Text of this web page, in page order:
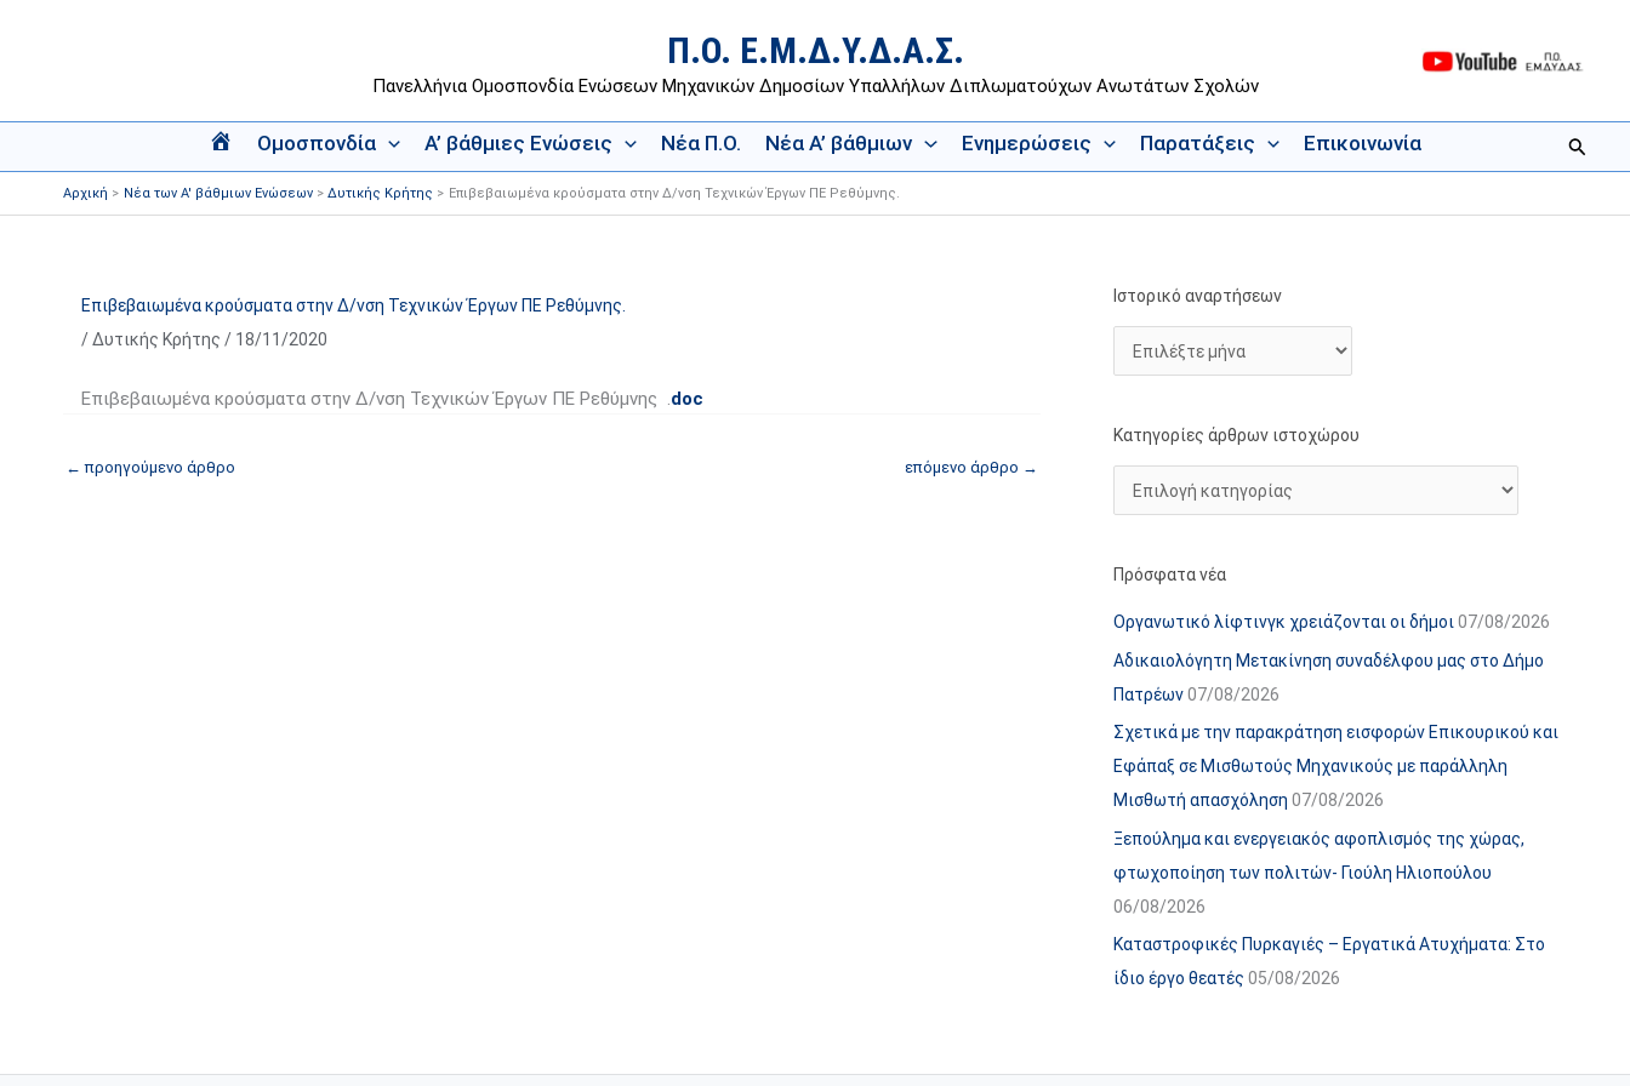
Π.Ο. Ε.Μ.Δ.Υ.Δ.Α.Σ.
Πανελλήνια Ομοσπονδία Ενώσεων Μηχανικών Δημοσίων Υπαλλήλων Διπλωματούχων Ανωτάτων Σχολών
Α
ρ
χ
Ομοσπονδία Α’ βάθμιες Ενώσεις Νέα Π.Ο. Νέα Α’ βάθμιων Ενημερώσεις Παρατάξεις Επικοινωνία
Αρχική Νέα των Α' βάθμιων Ενώσεων Δυτικής Κρήτης Επιβεβαιωμένα κρούσματα στην Δ/νση Τεχνικών Έργων ΠΕ Ρεθύμνης.
Επιβεβαιωμένα κρούσματα στην Δ/νση Τεχνικών Έργων ΠΕ Ρεθύμνης.
/Δυτικής Κρήτης / 18/11/2020
Επιβεβαιωμένα κρούσματα στην Δ/νση Τεχνικών Έργων ΠΕ Ρεθύμνης .doc
← προηγούμενο άρθρο επόμενο άρθρο →
Ιστορικό αναρτήσεων
Ι
σ
ρ
ι
α
ρ
τ
ή
σ
ε
ω
ν
Κατηγορίες άρθρων ιστοχώρου
Κ
α
γ
ο
ε
ρ
θ
ρ
ω
ν
ι
σ
τ
ο
χ
ο
Πρόσφατα νέα
Οργανωτικό λίφτινγκ χρειάζονται οι δήμοι07/08/2026
Αδικαιολόγητη Μετακίνηση συναδέλφου μας στο Δήμο
Πατρέων07/08/2026
Σχετικά με την παρακράτηση εισφορών Επικουρικού και
Εφάπαξ σε Μισθωτούς Μηχανικούς με παράλληλη
Μισθωτή απασχόληση 07/08/2026
Ξεπούλημα και ενεργειακός αφοπλισμός της χώρας,
φτωχοποίηση των πολιτών- Γιούλη Ηλιοπούλου
06/08/2026
Καταστροφικές Πυρκαγιές – Εργατικά Ατυχήματα: Στο
ίδιο έργο θεατές 05/08/2026